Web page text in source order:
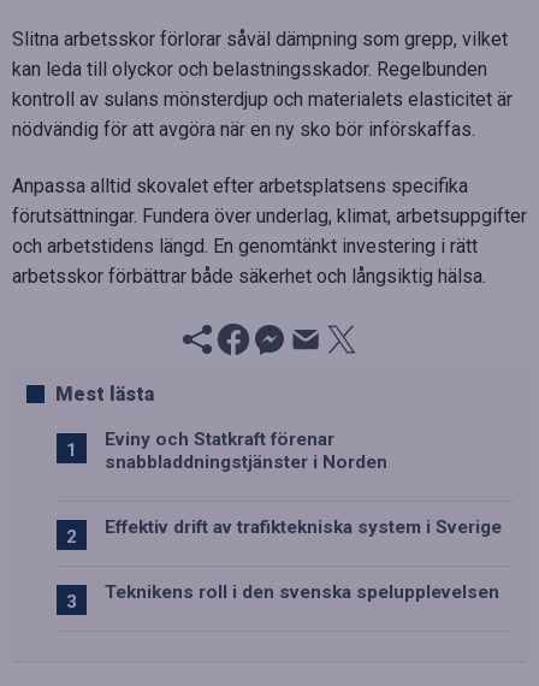
Slitna arbetsskor förlorar såväl dämpning som grepp, vilket
kan leda till olyckor och belastningsskador. Regelbunden
kontroll av sulans mönsterdjup och materialets elasticitet är
nödvändig för att avgöra när en ny sko bör införskaffas.
Anpassa alltid skovalet efter arbetsplatsens specifika
förutsättningar. Fundera över underlag, klimat, arbetsuppgifter
och arbetstidens längd. En genomtänkt investering i rätt
arbetsskor förbättrar både säkerhet och långsiktig hälsa.
Mest lästa
Eviny och Statkraft förenar
snabbladdningstjänster i Norden
Effektiv drift av trafiktekniska system i Sverige
Teknikens roll i den svenska spelupplevelsen